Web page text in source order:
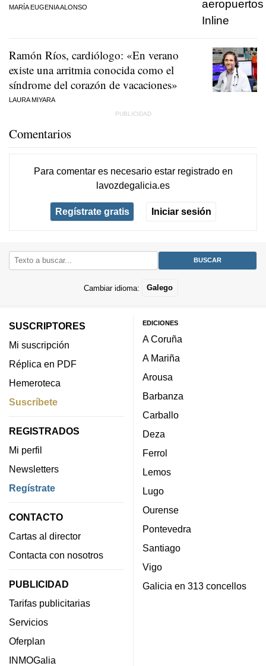
MARÍA EUGENIA ALONSO
Ramón Ríos, cardiólogo: «En verano
existe una arritmia conocida como el
síndrome del corazón de vacaciones»
LAURA MIYARA
Comentarios
Para comentar es necesario estar registradoen
lavozdegalicia.es
Regístrate gratis Iniciar sesión
Cambiar idioma: Galego
SUSCRIPTORES
Mi suscripción
Réplica en PDF
Hemeroteca
Suscríbete
REGISTRADOS
Mi perfil
Newsletters
Regístrate
CONTACTO
Cartas al director
Contacta con nosotros
PUBLICIDAD
Tarifas publicitarias
Servicios
Oferplan
INMOGalia
EDICIONES
A Coruña
A Mariña
Arousa
Barbanza
Carballo
Deza
Ferrol
Lemos
Lugo
Ourense
Pontevedra
Santiago
Vigo
Galicia en 313 concellos